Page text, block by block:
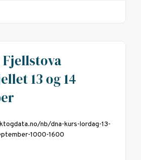
Fjellstova
13 og 14
nb/dna-kurs-lordag-13-
1000-1600